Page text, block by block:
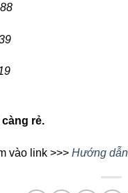
rẻ.
vào link >>> Hướng